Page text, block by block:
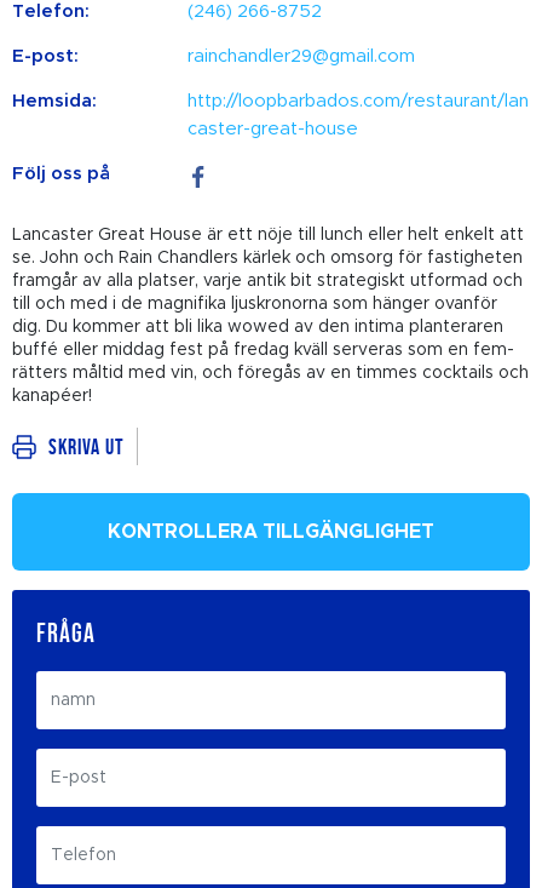
Telefon: (246) 266-8752
E-post: rainchandler29@gmail.com
Hemsida:
http://loopbarbados.com/restaurant/lan
caster-great-house
Följ oss på
Lancaster Great House är ett nöje till lunch eller helt enkelt att
se. John och Rain Chandlers kärlek och omsorg för fastigheten
framgår av alla platser, varje antik bit strategiskt utformad och
till och med i de magnifika ljuskronorna som hänger ovanför
dig. Du kommer att bli lika wowed av den intima planteraren
buffé eller middag fest på fredag kväll serveras som en fem-
rätters måltid med vin, och föregås av en timmes cocktails och
kanapéer!
Skriva ut
KONTROLLERA TILLGÄNGLIGHET
FRÅGA